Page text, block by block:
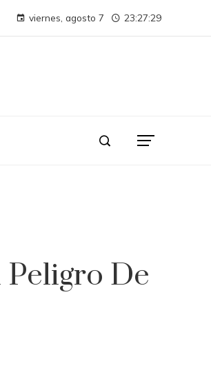
viernes, agosto 7 23:27:30
De